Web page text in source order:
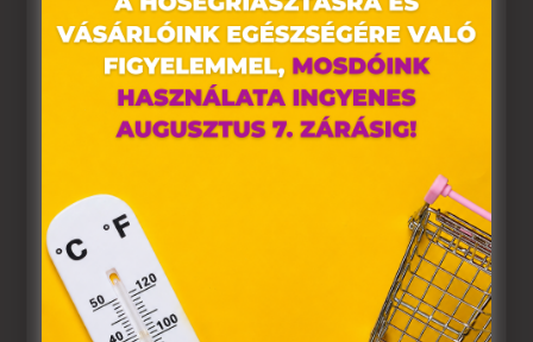
Weboldalunkon „cookie"-kat (továbbiakban „süti")
alkalmazunk. Ezek olyan fájlok, melyek információt tárolnak
webes böngészőjében. Ehhez az Ön hozzájárulása
szükséges.
A „sütiket" az elektronikus hírközlésről szóló 2003. évi C.
törvény, az elektronikus kereskedelmi szolgáltatások, az
információs társadalommal összefüggő szolgáltatások
egyes kérdéseiről szóló 2001. évi CVIII. törvény, valamint az
Európai Unió előírásainak megfelelően használjuk. Azon
weblapoknak, melyek az Európai Unió országain belül
működnek, a „sütik" használatához, és ezeknek a
felhasználó számítógépén vagy egyéb eszközén történő
tárolásához a felhasználók hozzájárulását kell kérniük.